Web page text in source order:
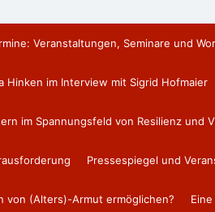
Veranstaltungen, Seminare und
Hinken im Interview mit Sigrid Hofmaier
im Spannungsfeld von Resilienz und
Pressespiegel und
von (Alters)-Armut ermöglichen?